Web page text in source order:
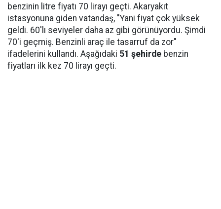
benzinin litre fiyatı 70 lirayı geçti. Akaryakıt
istasyonuna giden vatandaş, "Yani fiyat çok yüksek
geldi. 60'lı seviyeler daha az gibi görünüyordu. Şimdi
70'i geçmiş. Benzinli araç ile tasarruf da zor"
ifadelerini kullandı. Aşağıdaki 51 şehirde benzin
fiyatları ilk kez 70 lirayı geçti.